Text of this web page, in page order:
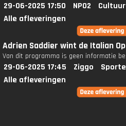
29-06-2025 17:50 NPO2
Alle afleveringen
Adrien Saddier wint de Italian
Van dit programma is geen informatie
29-06-2025 17:45 Ziggo
Alle afleveringen